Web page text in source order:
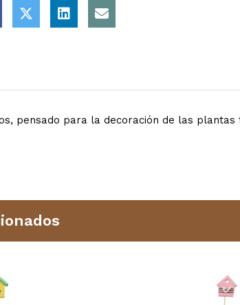
pensado para la decoración de las plantas